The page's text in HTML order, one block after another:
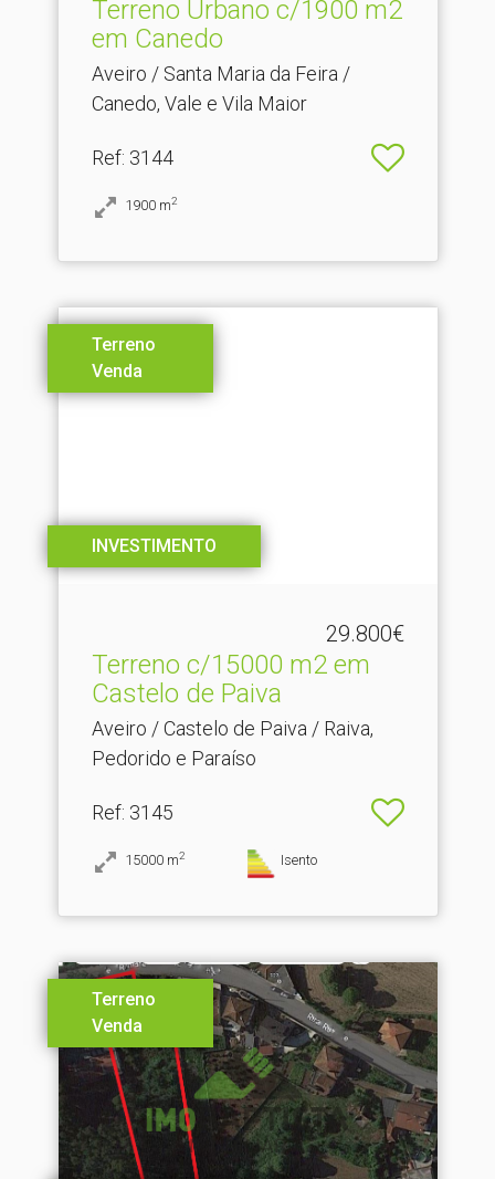
Terreno Urbano c/1900 m2
em Canedo
Aveiro / Santa Maria da Feira /
Canedo, Vale e Vila Maior
Ref: 3144
1900 m2
Terreno
Venda
INVESTIMENTO
29.800€
Terreno c/15000 m2 em
Castelo de Paiva
Aveiro / Castelo de Paiva / Raiva,
Pedorido e Paraíso
Ref: 3145
15000 m2 Isento
Terreno
Venda